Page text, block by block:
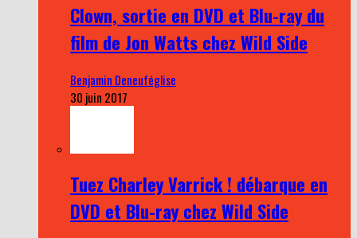
Clown, sortie en DVD et Blu-ray du
film de Jon Watts chez Wild Side
Benjamin Deneuféglise
30 juin 2017
Tuez Charley Varrick ! débarque en
DVD et Blu-ray chez Wild Side